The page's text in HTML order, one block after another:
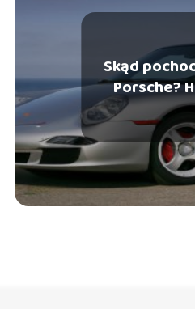
Skąd
Porsche?